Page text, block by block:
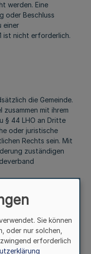
werden. Eine
oder Beschluss
einer
ist nicht erforderlich.
die Gemeinde.
mit ihrem
§ 44 LHO an Dritte
oder juristische
Rechts sein. Mit
zuständigen
Sie können
oder nur solchen,
erforderlich